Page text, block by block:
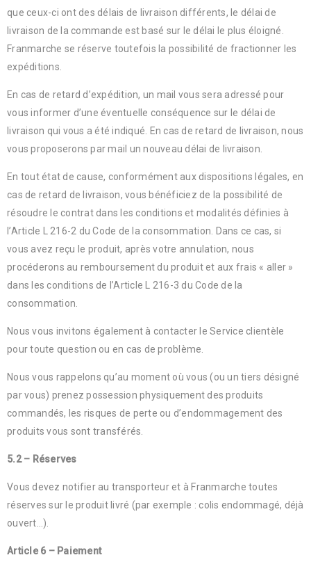
que ceux-ci ont des délais de livraison différents, le délai de
livraison de la commande est basé sur le délai le plus éloigné.
Franmarche se réserve toutefois la possibilité de fractionner les
expéditions.
En cas de retard d’expédition, un mail vous sera adressé pour
vous informer d’une éventuelle conséquence sur le délai de
livraison qui vous a été indiqué. En cas de retard de livraison, nous
vous proposerons par mail un nouveau délai de livraison.
En tout état de cause, conformément aux dispositions légales, en
cas de retard de livraison, vous bénéficiez de la possibilité de
résoudre le contrat dans les conditions et modalités définies à
l’Article L 216-2 du Code de la consommation. Dans ce cas, si
vous avez reçu le produit, après votre annulation, nous
procéderons au remboursement du produit et aux frais « aller »
dans les conditions de l’Article L 216-3 du Code de la
consommation.
Nous vous invitons également à contacter le Service clientèle
pour toute question ou en cas de problème.
Nous vous rappelons qu’au moment où vous (ou un tiers désigné
par vous) prenez possession physiquement des produits
commandés, les risques de perte ou d’endommagement des
produits vous sont transférés.
5.2 – Réserves
Vous devez notifier au transporteur et à Franmarche toutes
réserves sur le produit livré (par exemple : colis endommagé, déjà
ouvert…).
Article 6 – Paiement